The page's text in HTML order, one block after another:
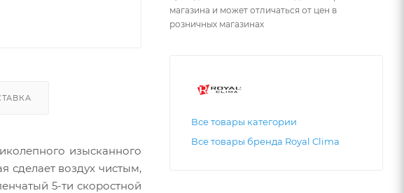
изысканного
сделает воздух чистым,
5-ти скоростной
магазина и может отличаться от цен в
розничных магазинах
Все товары категории
Все товары бренда Royal Clima